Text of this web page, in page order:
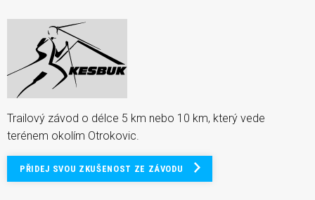
Trailový závod o délce 5 km nebo 10 km, který vede
terénem okolím Otrokovic.
PŘIDEJ SVOU ZKUŠENOST ZE ZÁVODU